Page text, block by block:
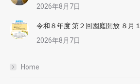
2026年8月7日
令和８年度 第２回園庭開放 ８月
2026年8月7日
Home